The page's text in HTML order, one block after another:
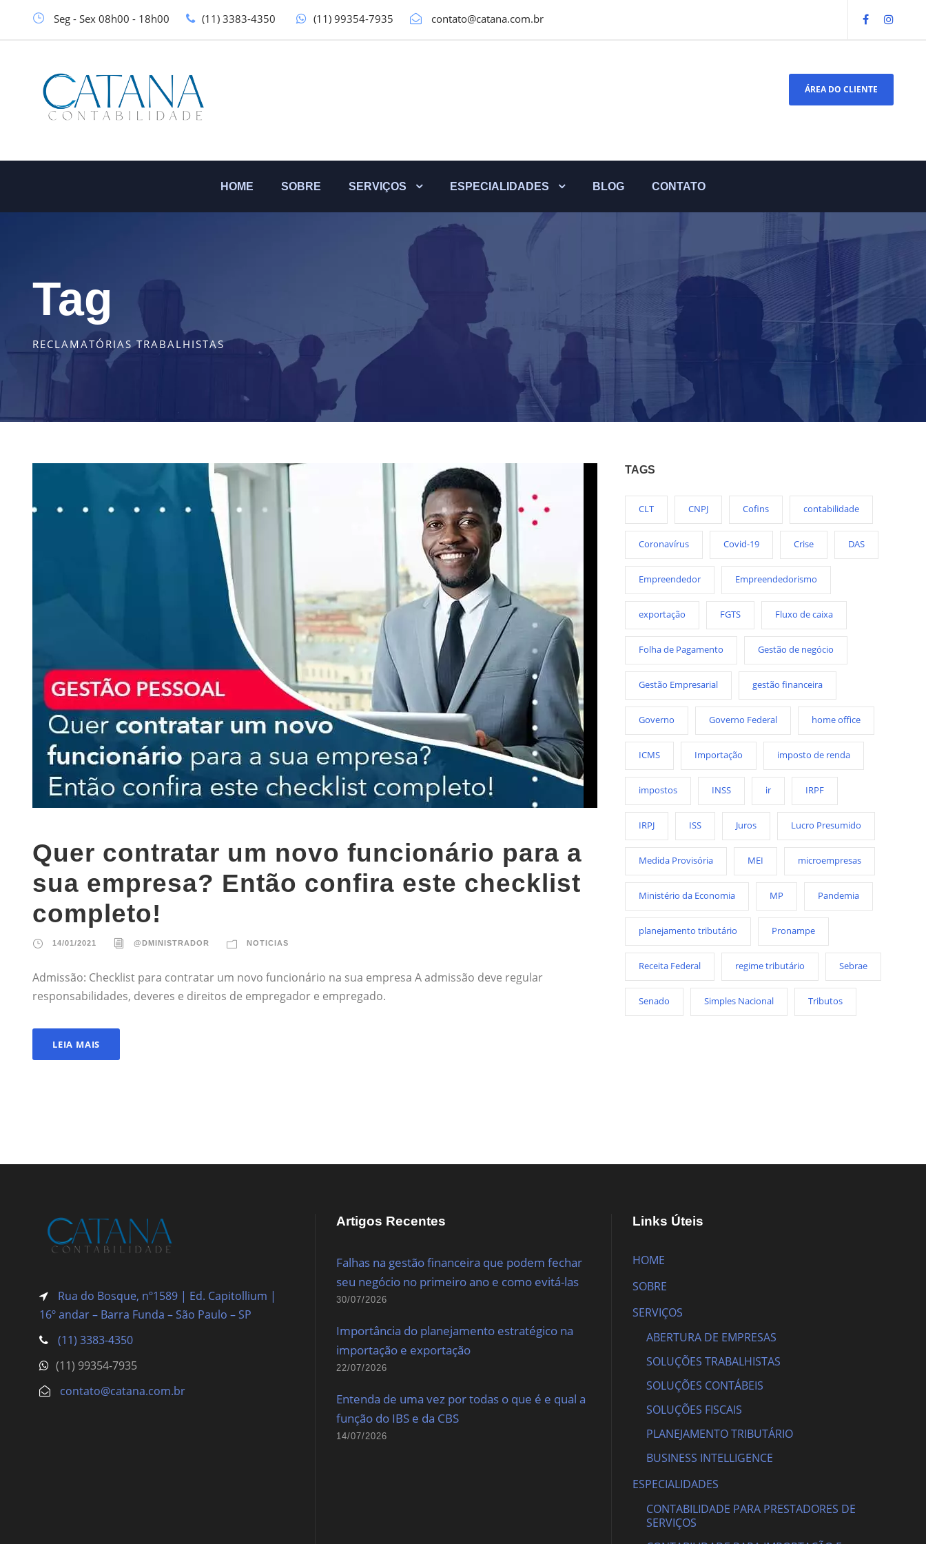
Seg - Sex 08h00 - 18h00 (11) 3383-4350 (11) 99354-7935 contato@catana.com.br
ÁREA DO CLIENTE
HOME SOBRE SERVIÇOS ESPECIALIDADES BLOG CONTATO
Tag
RECLAMATÓRIAS TRABALHISTAS
Quer contratar um novo funcionário para a
sua empresa? Então confira este checklist
completo!
14/01/2021 @DMINISTRADOR NOTICIAS
Admissão: Checklist para contratar um novo funcionário na sua empresa A admissão deve regular
responsabilidades, deveres e direitos de empregador e empregado.
LEIA MAIS
TAGS
CLT CNPJ Cofins contabilidade
Coronavírus Covid-19 Crise DAS
Empreendedor Empreendedorismo
exportação FGTS Fluxo de caixa
Folha de Pagamento Gestão de negócio
Gestão Empresarial gestão financeira
Governo Governo Federal home office
ICMS Importação imposto de renda
impostos INSS ir IRPF
IRPJ ISS Juros Lucro Presumido
Medida Provisória MEI microempresas
Ministério da Economia MP Pandemia
planejamento tributário Pronampe
Receita Federal regime tributário Sebrae
Senado Simples Nacional Tributos
Rua do Bosque, nº1589 | Ed. Capitollium |
16º andar – Barra Funda – São Paulo – SP
(11) 3383-4350
(11) 99354-7935
contato@catana.com.br
Artigos Recentes
Falhas na gestão financeira que podem fechar
seu negócio no primeiro ano e como evitá-las
30/07/2026
Importância do planejamento estratégico na
importação e exportação
22/07/2026
Entenda de uma vez por todas o que é e qual a
função do IBS e da CBS
14/07/2026
Links Úteis
HOME
SOBRE
SERVIÇOS
ABERTURA DE EMPRESAS
SOLUÇÕES TRABALHISTAS
SOLUÇÕES CONTÁBEIS
SOLUÇÕES FISCAIS
PLANEJAMENTO TRIBUTÁRIO
BUSINESS INTELLIGENCE
ESPECIALIDADES
CONTABILIDADE PARA PRESTADORES DE
SERVIÇOS